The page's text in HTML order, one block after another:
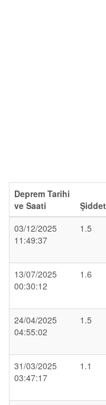
Deprem Tarihi
ve Saati
Şiddet
03/12/2025
11:49:37
1.5
13/07/2025
00:30:12
1.6
24/04/2025
04:55:02
1.5
31/03/2025
03:47:17
1.1